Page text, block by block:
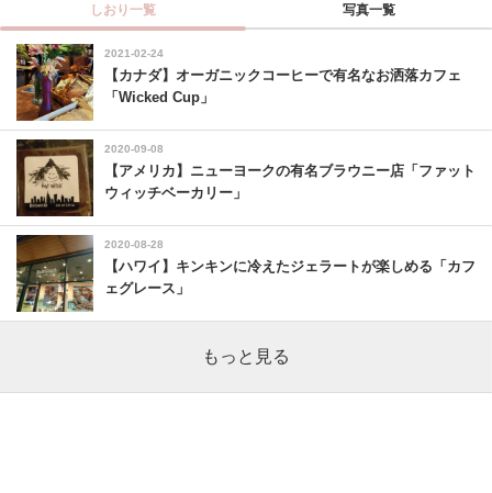
しおり一覧 写真一覧
2021-02-24
【カナダ】オーガニックコーヒーで有名なお洒落カフェ
「Wicked Cup」
2020-09-08
【アメリカ】ニューヨークの有名ブラウニー店「ファット
ウィッチベーカリー」
2020-08-28
【ハワイ】キンキンに冷えたジェラートが楽しめる「カフ
ェグレース」
もっと見る